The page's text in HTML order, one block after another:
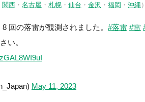
関西 ・ 名古屋 ・ 札幌 ・ 仙台 ・ 金沢 ・ 福岡 ・ 沖縄
回の落雷が観測されました。 #落雷 #雷
い。
May 11, 2023